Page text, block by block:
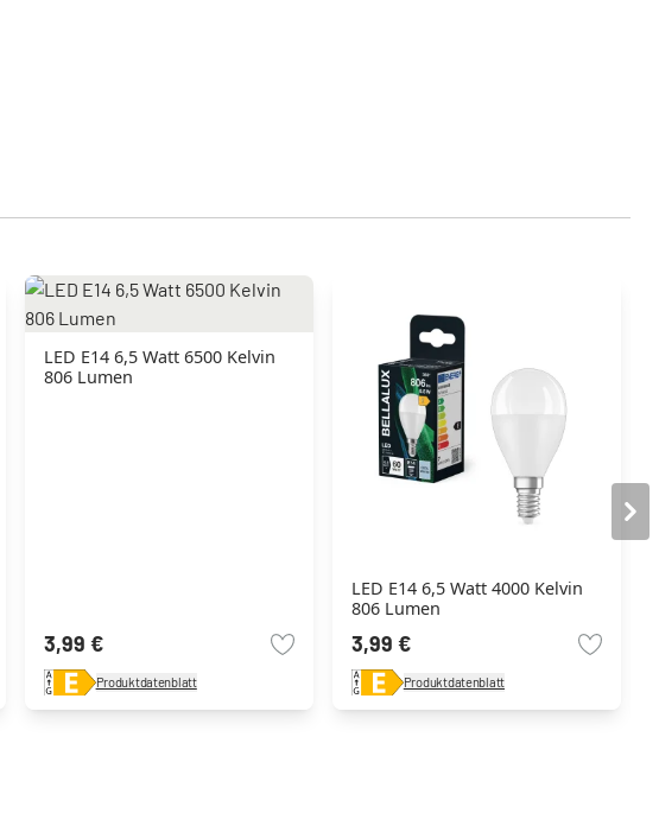
LED E14 6,5 Watt 6500 Kelvin
806 Lumen
3,99 €
Produktdatenblatt
LED E14 6,5 Watt 4000 Kelvin
806 Lumen
3,99 €
Produktdatenblatt